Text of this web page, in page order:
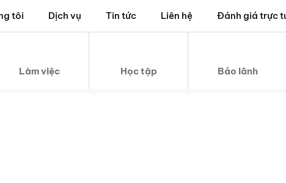
tôi Dịch vụ Tin tức Liên hệ Đánh giá trực
Làm việc Học tập Bảo lãnh